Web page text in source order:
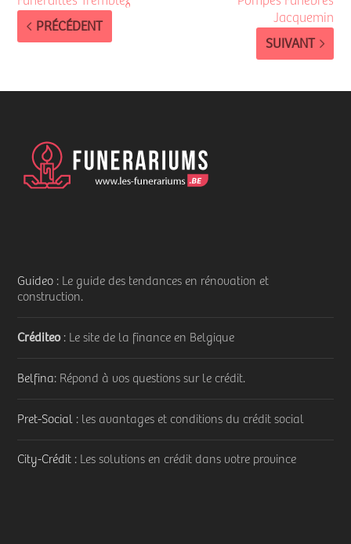
PRÉCÉDENT
Jacquemin
SUIVANT
Guideo : Le guide des tendances en rénovation et
construction.
Créditeo: Le site de la finance en Belgique
Belfina: Répond à vos questions sur le crédit.
Pret-Social : les avantages et conditions du crédit social
City-Crédit : Les solutions en crédit dans votre province